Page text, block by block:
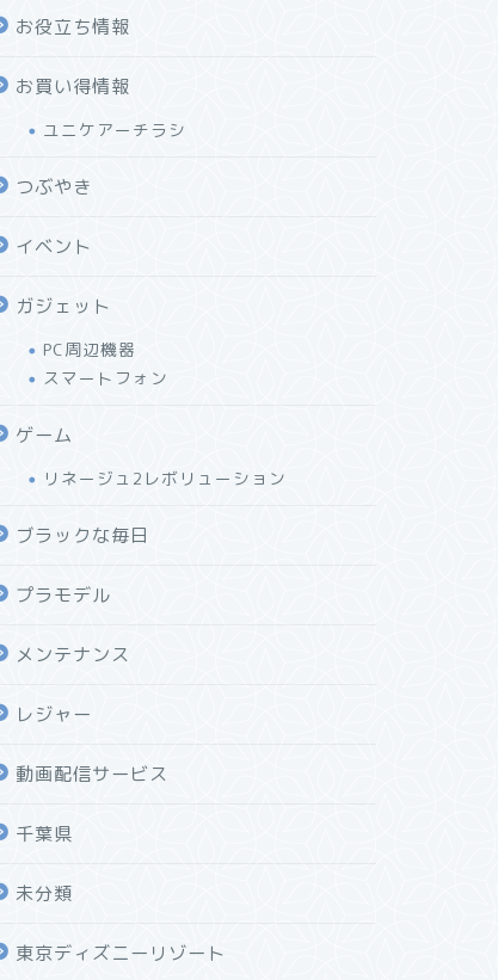
お役立ち情報
お買い得情報
ユニケアーチラシ
つぶやき
イベント
ガジェット
PC周辺機器
スマートフォン
ゲーム
リネージュ2レボリューション
ブラックな毎日
プラモデル
メンテナンス
レジャー
動画配信サービス
千葉県
未分類
東京ディズニーリゾート